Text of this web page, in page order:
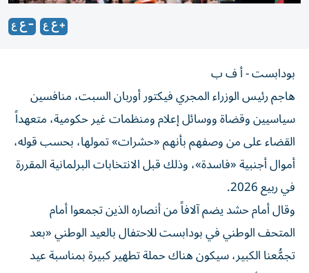
بودابست - أ ف ب
هاجم رئيس الوزراء المجري فيكتور أوربان السبت، منافسين
سياسيين وقضاة ووسائل إعلام ومنظمات غير حكومية، متعهداً
القضاء على من وصفهم بأنهم «حشرات» تمولها، بحسب قوله،
أموال أجنبية «فاسدة»، وذلك قبل الانتخابات البرلمانية المقررة
في ربيع 2026.
وقال أمام حشد يضم آلافاً من أنصاره الذين تجمعوا أمام
المتحف الوطني في بودابست للاحتفال بالعيد الوطني «بعد
تجمُّعنا الكبير، سيكون هناك حملة تطهير كبيرة بمناسبة عيد